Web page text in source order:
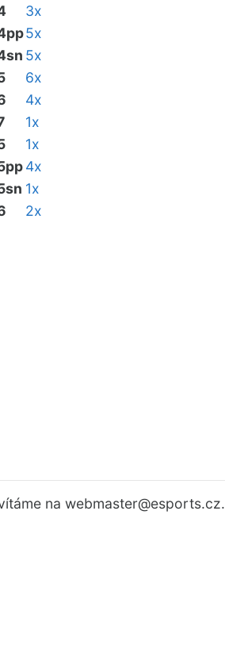
3x
5x
5x
6x
4x
1x
1x
4x
1x
2x
na webmaster@esports.cz.